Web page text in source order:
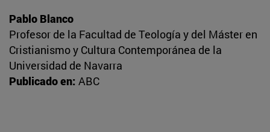
Pablo Blanco
Profesor de la Facultad de Teología y del Máster en
Cristianismo y Cultura Contemporánea de la
Universidad de Navarra
Publicado en: ABC